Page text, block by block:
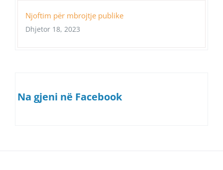
Njoftim për mbrojtje publike
Dhjetor 18, 2023
Na gjeni në Facebook